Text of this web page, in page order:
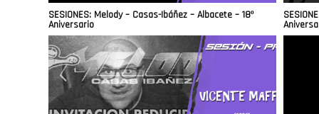
SESIONES: Melody – Casas-Ibáñez – Albacete – 18º
Aniversario